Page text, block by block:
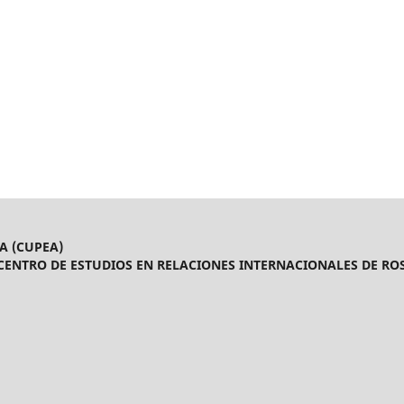
(CUPEA)
DE ESTUDIOS EN RELACIONES INTERNACIONALES DE